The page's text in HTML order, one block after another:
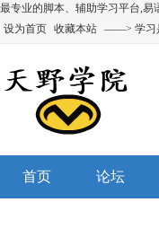
最专业的脚本、辅助学习平台,易
设为首页 收藏本站 ——> 学习
首页 论坛